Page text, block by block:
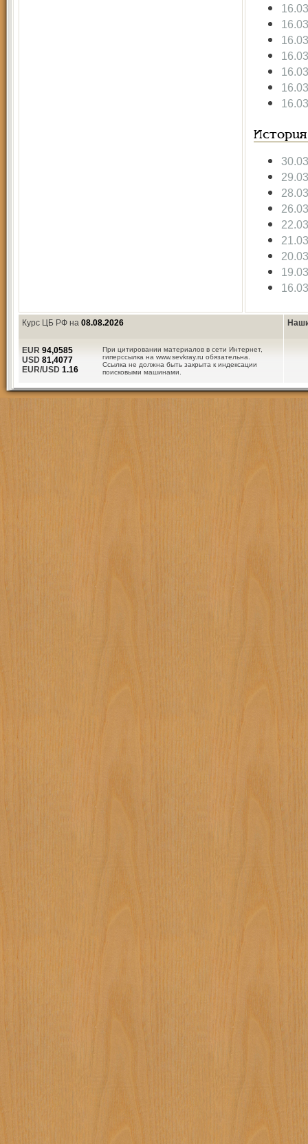
История
Курс ЦБ РФ на 08.08.2026
При цитировании материалов в сети Интернет,
гиперссылка на www.sevkray.ru обязательна.
Ссылка не должна быть закрыта к индексации
поисковыми машинами.
EUR 94,0585
USD 81,4077
EUR/USD 1.16